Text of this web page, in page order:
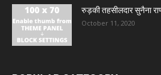
रुड़की तहसीलदार सुनैना
October 11, 2020